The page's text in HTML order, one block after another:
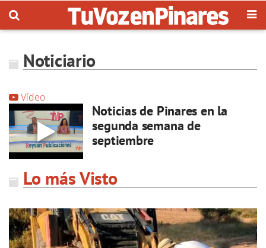
Noticiario
Vídeo
Noticias de Pinares en la
segunda semana de
septiembre
Lo más Visto